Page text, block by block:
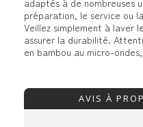
préparation, le service ou
Veillez simplement à laver
assurer la durabilité.
en bambou au micro-
AVIS À